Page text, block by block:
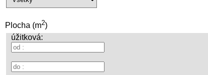
Plocha (m2)
úžitková: